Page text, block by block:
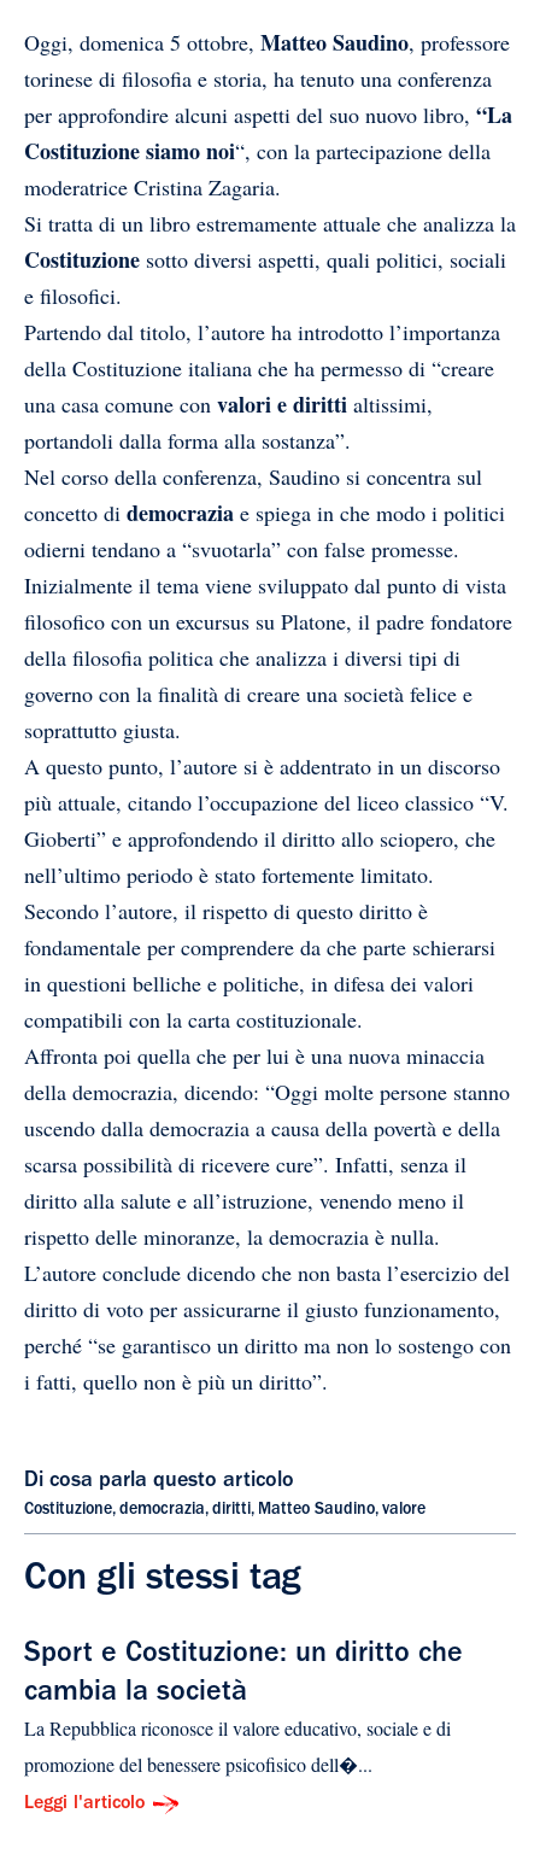
Oggi, domenica 5 ottobre, Matteo Saudino, professore
torinese di filosofia e storia, ha tenuto una conferenza
per approfondire alcuni aspetti del suo nuovo libro, “La
Costituzione siamo noi“, con la partecipazione della
moderatrice Cristina Zagaria.
Si tratta di un libro estremamente attuale che analizza la
Costituzione sotto diversi aspetti, quali politici, sociali
e filosofici.
Partendo dal titolo, l’autore ha introdotto l’importanza
della Costituzione italiana che ha permesso di “creare
una casa comune con valori e diritti altissimi,
portandoli dalla forma alla sostanza”.
Nel corso della conferenza, Saudino si concentra sul
concetto di democrazia e spiega in che modo i politici
odierni tendano a “svuotarla” con false promesse.
Inizialmente il tema viene sviluppato dal punto di vista
filosofico con un excursus su Platone, il padre fondatore
della filosofia politica che analizza i diversi tipi di
governo con la finalità di creare una società felice e
soprattutto giusta.
A questo punto, l’autore si è addentrato in un discorso
più attuale, citando l’occupazione del liceo classico “V.
Gioberti” e approfondendo il diritto allo sciopero, che
nell’ultimo periodo è stato fortemente limitato.
Secondo l’autore, il rispetto di questo diritto è
fondamentale per comprendere da che parte schierarsi
in questioni belliche e politiche, in difesa dei valori
compatibili con la carta costituzionale.
Affronta poi quella che per lui è una nuova minaccia
della democrazia, dicendo: “Oggi molte persone stanno
uscendo dalla democrazia a causa della povertà e della
scarsa possibilità di ricevere cure”. Infatti, senza il
diritto alla salute e all’istruzione, venendo meno il
rispetto delle minoranze, la democrazia è nulla.
L’autore conclude dicendo che non basta l’esercizio del
diritto di voto per assicurarne il giusto funzionamento,
perché “se garantisco un diritto ma non lo sostengo con
i fatti, quello non è più un diritto”.
Di cosa parla questo articolo
Costituzione, democrazia, diritti, Matteo Saudino, valore
Con gli stessi tag
Sport e Costituzione: un diritto che
cambia la società
La Repubblica riconosce il valore educativo, sociale e di
promozione del benessere psicofisico dell�...
Leggi l'articolo